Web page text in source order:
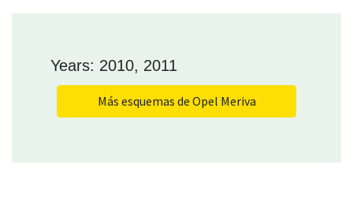
Years: 2010, 2011
Más esquemas de Opel Meriva